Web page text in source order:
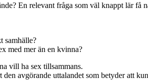
En relevant fråga som väl knappt lär få
samhälle?
med mer än en kvinna?
vill ha sex tillsammans.
avgörande uttalandet som betyder att